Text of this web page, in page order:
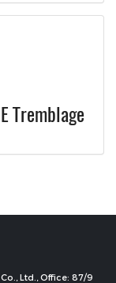
Tremblage
Ltd., Office: 87/9